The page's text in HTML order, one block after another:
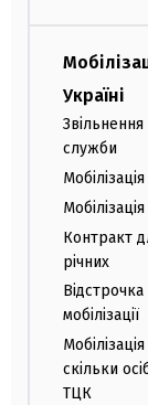
Україні
Звільнення
служби
Контракт
річних
Відстрочка
мобілізації
скільки
ТЦК